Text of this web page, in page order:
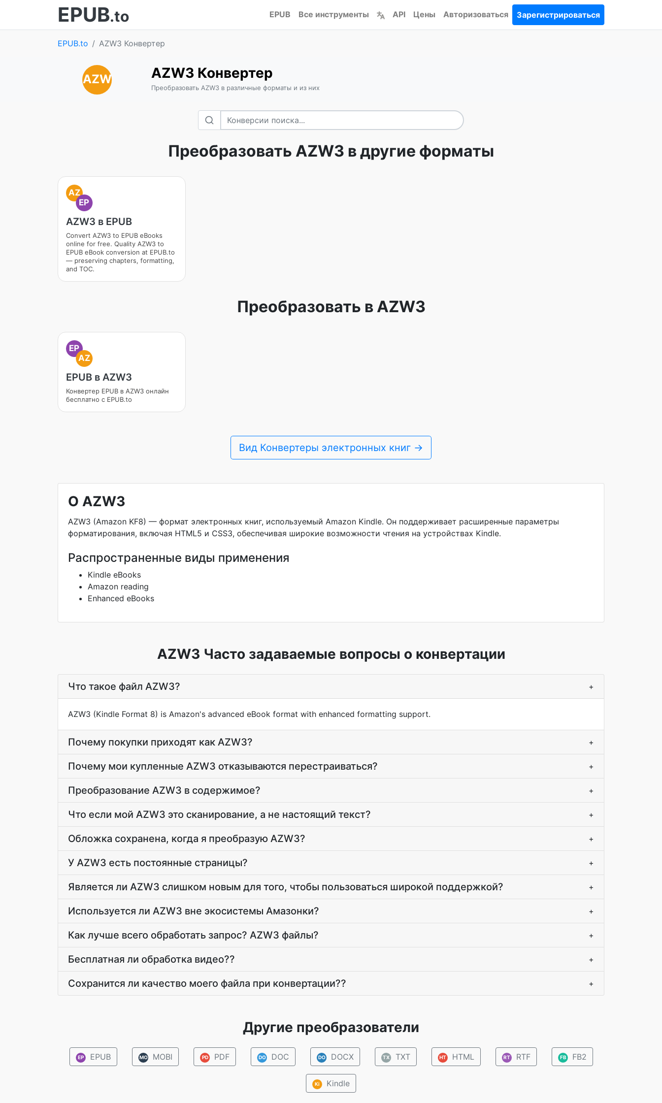
EPUB.to EPUB Все инструменты API Цены Авторизоваться Зарегистрироваться
EPUB.to AZW3 Конвертер
AZW AZW3 Конвертер
Преобразовать AZW3 в различные форматы и из них
Преобразовать AZW3 в другие форматы
AZ
EP
AZW3 в EPUB
Convert AZW3 to EPUB eBooks
online for free. Quality AZW3 to
EPUB eBook conversion at EPUB.to
— preserving chapters, formatting,
and TOC.
Преобразовать в AZW3
EP
AZ
EPUB в AZW3
Конвертер EPUB в AZW3 онлайн
бесплатно с EPUB.to
Вид Конвертеры электронных книг →
О AZW3
AZW3 (Amazon KF8) — формат электронных книг, используемый Amazon Kindle. Он поддерживает расширенные параметры
форматирования, включая HTML5 и CSS3, обеспечивая широкие возможности чтения на устройствах Kindle.
Распространенные виды применения
Kindle eBooks
Amazon reading
Enhanced eBooks
AZW3 Часто задаваемые вопросы о конвертации
Что такое файл AZW3? +
AZW3 (Kindle Format 8) is Amazon's advanced eBook format with enhanced formatting support.
Почему покупки приходят как AZW3? +
Почему мои купленные AZW3 отказываются перестраиваться? +
Преобразование AZW3 в содержимое? +
Что если мой AZW3 это сканирование, а не настоящий текст? +
Обложка сохранена, когда я преобразую AZW3? +
У AZW3 есть постоянные страницы? +
Является ли AZW3 слишком новым для того, чтобы пользоваться широкой поддержкой? +
Используется ли AZW3 вне экосистемы Амазонки? +
Как лучше всего обработать запрос? AZW3 файлы? +
Бесплатная ли обработка видео?? +
Сохранится ли качество моего файла при конвертации?? +
Другие преобразователи
EP EPUB MO MOBI PD PDF DO DOC DO DOCX TX TXT HT HTML RT RTF FB FB2
Ki Kindle